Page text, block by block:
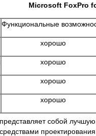
Microsoft FoxPro
Функциональные
хорошо
хорошо
хорошо
хорошо
собой